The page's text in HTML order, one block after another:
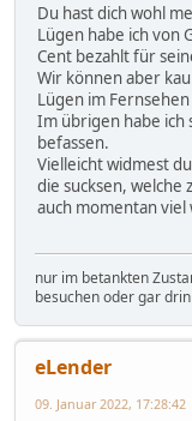
Du hast dich wohl
Lügen habe ich von
Cent bezahlt für
Wir können aber
Lügen im
Im übrigen habe ich
befassen.
Vielleicht widmest
die sucksen, welche
auch momentan viel
nur im betankten
besuchen oder gar
eLender
09. Januar 2022, 17:28:42